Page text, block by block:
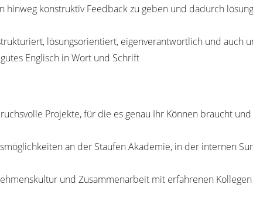
konstruktiv Feedback zu geben und dadurch
lösungsorientiert, eigenverantwortlich und
Englisch in Wort und Schrift
Projekte, für die es genau Ihr Können braucht
an der Staufen Akademie, in der internen
und Zusammenarbeit mit erfahrenen